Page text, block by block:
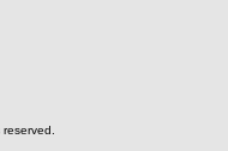
reserved.